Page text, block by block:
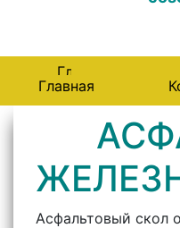
Главная
Асфальтовый скол